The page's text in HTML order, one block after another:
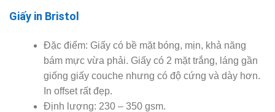
Giấy in Bristol
Đặc điểm: Giấy có bề mặt bóng, mịn, khả năng
bám mực vừa phải. Giấy có 2 mặt trắng, láng gần
giống giấy couche nhưng có độ cứng và dày hơn.
In offset rất đẹp.
Định lượng: 230 – 350 gsm.